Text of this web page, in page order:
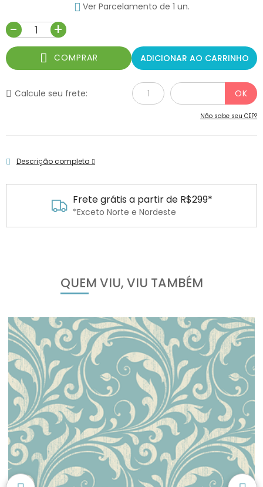
Ver Parcelamento de 1 un.
- +
COMPRAR ADICIONAR AO CARRINHO
Calcule seu frete:
Não sabe seu CEP?
Descrição completa
Frete grátis a partir de R$299*
*Exceto Norte e Nordeste
QUEM VIU, VIU TAMBÉM